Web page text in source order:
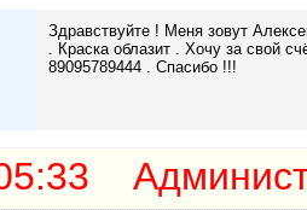
Здравствуйте ! Меня зовут
. Краска облазит . Хочу за свой
89095789444 . Спасибо !!!